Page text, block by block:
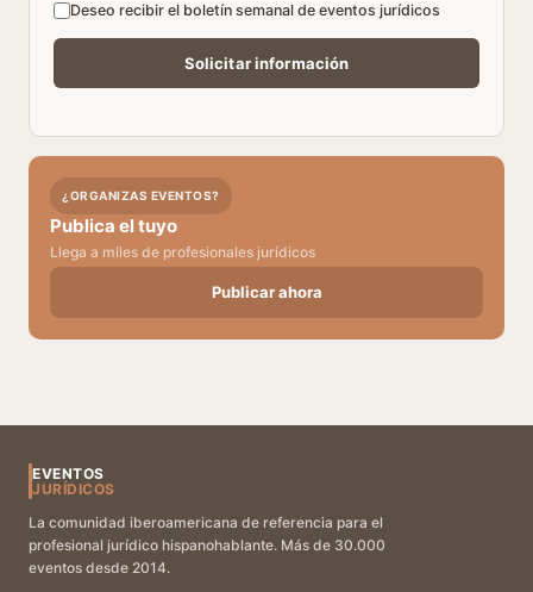
Deseo recibir el boletín semanal de eventos jurídicos
¿ORGANIZAS EVENTOS?
Publica el tuyo
Llega a miles de profesionales jurídicos
Publicar ahora
EVENTOS
JURÍDICOS
La comunidad iberoamericana de referencia para el
profesional jurídico hispanohablante. Más de 30.000
eventos desde 2014.